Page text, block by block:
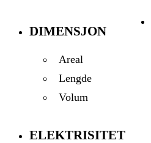
DIMENSJON
Areal
Lengde
Volum
ELEKTRISITET